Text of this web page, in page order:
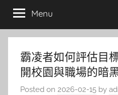
Menu
霸凌者如何評估目
開校園與職場的暗
Posted on 2026-02-15 by